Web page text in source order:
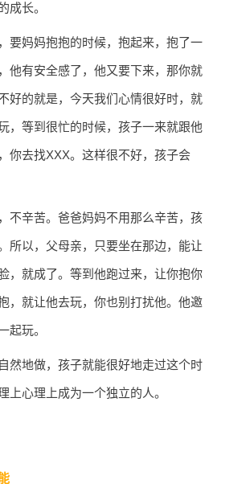
成长。
要妈妈抱抱的时候，抱起来，抱了一
他有安全感了，他又要下来，那你就
好的就是，今天我们心情很好时，就
，等到很忙的时候，孩子一来就跟他
你去找XXX。这样很不好，孩子会
不辛苦。爸爸妈妈不用那么辛苦，孩
所以，父母亲，只要坐在那边，能让
，就成了。等到他跑过来，让你抱你
，就让他去玩，你也别打扰他。他邀
起玩。
然地做，孩子就能很好地走过这个时
上心理上成为一个独立的人。